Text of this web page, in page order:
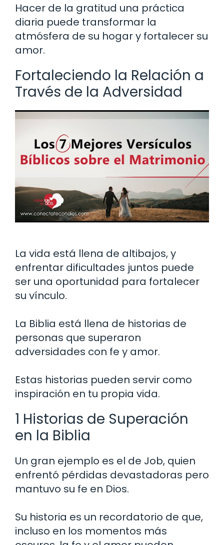
Hacer de la gratitud una práctica
diaria puede transformar la
atmósfera de su hogar y fortalecer su
amor.
Fortaleciendo la Relación a
Través de la Adversidad
La vida está llena de altibajos, y
enfrentar dificultades juntos puede
ser una oportunidad para fortalecer
su vínculo.
La Biblia está llena de historias de
personas que superaron
adversidades con fe y amor.
Estas historias pueden servir como
inspiración en tu propia vida.
1 Historias de Superación
en la Biblia
Un gran ejemplo es el de Job, quien
enfrentó pérdidas devastadoras pero
mantuvo su fe en Dios.
Su historia es un recordatorio de que,
incluso en los momentos más